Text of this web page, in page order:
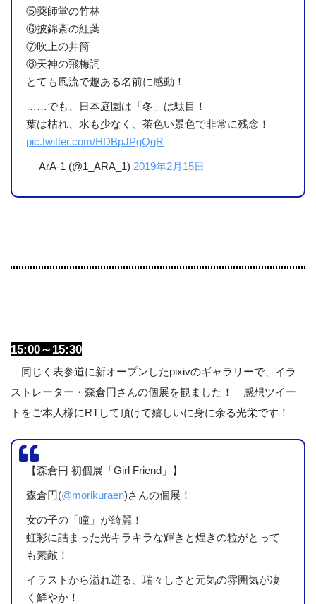
⑤薬師堂の竹林
⑥披錦斎の紅葉
⑦吹上の井筒
⑧天神の飛梅詞
とても風流で趣ある名前に感動！
……でも、日本庭園は「冬」は駄目！
葉は枯れ、水も少なく、茶色い景色で非常に残念！
pic.twitter.com/HDBpJPgQqR
— ArA-1 (@1_ARA_1) 2019年2月15日
15:00～15:30
同じく表参道に新オープンしたpixivのギャラリーで、イラ
ストレーター・森倉円さんの個展を観ました！ 感想ツイー
トをご本人様にRTして頂けて嬉しいに身に余る光栄です！
【森倉円 初個展「Girl Friend」】
森倉円(@morikuraen)さんの個展！
女の子の「瞳」が綺麗！
虹彩に詰まった光キラキラな輝きと煌きの粒がとって
も素敵！
イラストから溢れ迸る、瑞々しさと元気の雰囲気が凄
く鮮やか！